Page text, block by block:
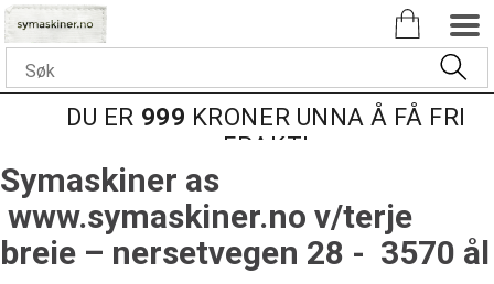
DU ER 999 KRONER UNNA Å FÅ FRI
FRAKT!
Symaskiner as
www.symaskiner.no v/terje
breie – nersetvegen 28 - 3570 ål